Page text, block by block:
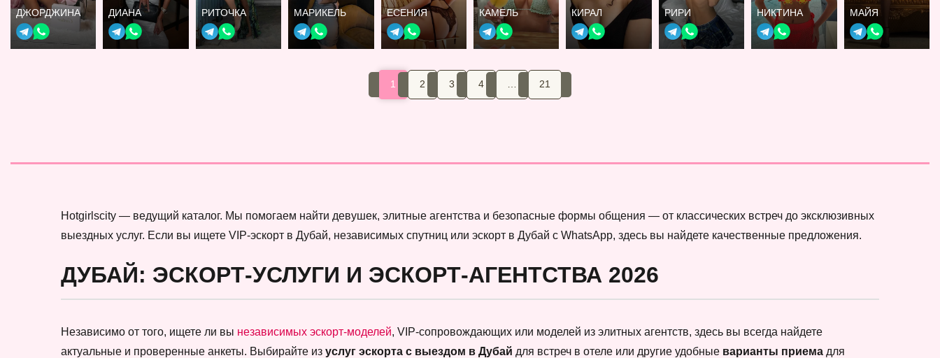
ДЖОРДЖИНА ДИАНА РИТОЧКА МАРИКЕЛЬ ЕСЕНИЯ КАМЕЛЬ КИРАЛ РИРИ НИКТИНА МАЙЯ
1 2 3 4 21
Hotgirlscity — ведущий каталог. Мы помогаем найти девушек, элитные агентства и безопасные формы общения — от классических встреч до эксклюзивных
выездных услуг. Если вы ищете VIP-эскорт в Дубай, независимых спутниц или эскорт в Дубай с WhatsApp, здесь вы найдете качественные предложения.
ДУБАЙ: ЭСКОРТ-УСЛУГИ И ЭСКОРТ-АГЕНТСТВА 2026
Независимо от того, ищете ли вы независимых эскорт-моделей, VIP-сопровождающих или моделей из элитных агентств, здесь вы всегда найдете
актуальные и проверенные анкеты. Выбирайте из услуг эскорта с выездом в Дубай для встреч в отеле или другие удобные варианты приема для